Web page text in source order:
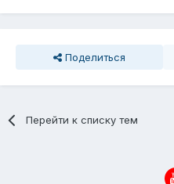
Поделиться
Перейти к списку тем